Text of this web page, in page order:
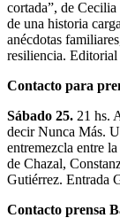
cortada”, de
de una historia
anécdotas
resiliencia.
Contacto para
Sábado 25. 21 hs.
decir Nunca Más.
entremezcla entre
de Chazal,
Gutiérrez. Entrada
Contacto prensa